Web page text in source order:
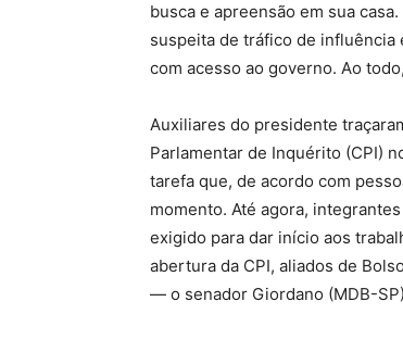
busca e apreensão em sua
suspeita de tráfico de
com acesso ao governo. Ao
Auxiliares do presidente
Parlamentar de Inquérito (CPI)
tarefa que, de acordo com
momento. Até agora,
exigido para dar início aos
abertura da CPI, aliados de
— o senador Giordano (MDB-